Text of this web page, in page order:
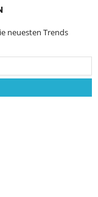
neuesten Trends